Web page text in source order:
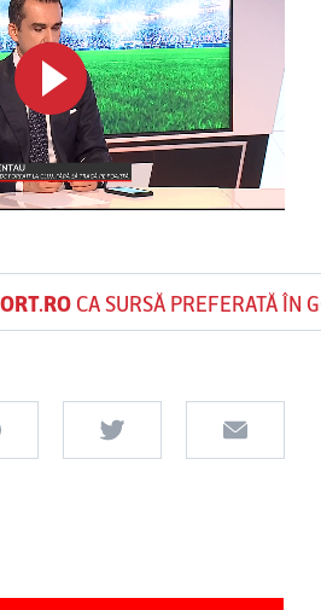
CA SURSĂ PREFERATĂ ÎN